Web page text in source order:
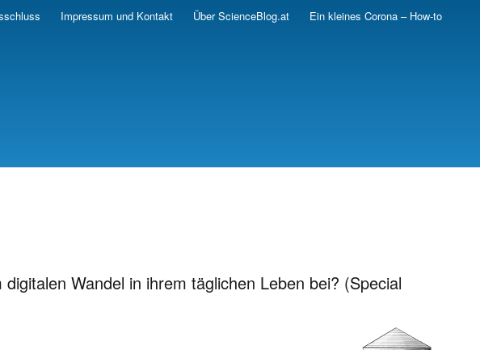
Impressum und Kontakt Über ScienceBlog.at Ein kleines Corona – How-to
Wandel in ihrem täglichen Leben bei? (Special